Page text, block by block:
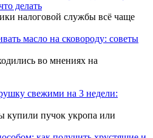
делать
налоговой службы всё чаще
масло на сковороду: советы
во мнениях на
свежими на 3 недели:
купили пучок укропа или